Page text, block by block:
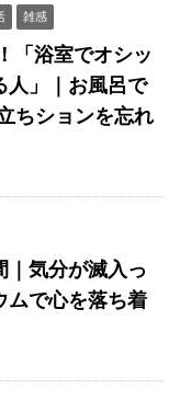
雑感
「浴室でオシッ
人」｜お風呂で
ちションを忘れ
｜気分が滅入っ
ムで心を落ち着